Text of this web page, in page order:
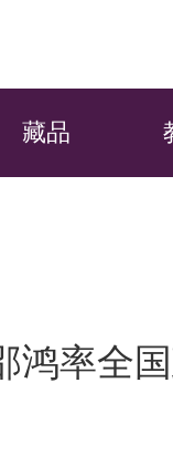
藏品
鸿率全